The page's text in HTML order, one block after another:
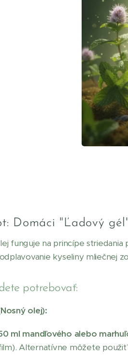
Domáci "Ľadový
funguje na princípe
kyseliny mliečnej
potrebovať:
olej):
ml mandľového alebo
Alternatívne môžete použiť